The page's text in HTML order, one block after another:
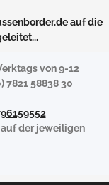
auf die
von 9-12
7821 58838 30
der jeweiligen